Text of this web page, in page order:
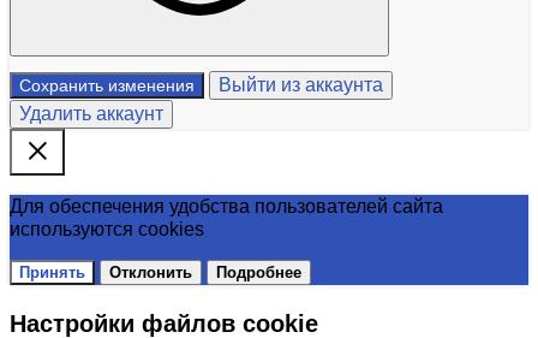
Сохранить изменения
Выйти из аккаунта
Удалить аккаунт
Для обеспечения удобства пользователей сайта
используются cookies
Принять Отклонить Подробнее
Настройки файлов cookie